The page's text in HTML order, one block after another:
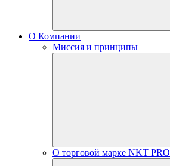
О Компании
Миссия и принципы
О торговой марке NKT PRO